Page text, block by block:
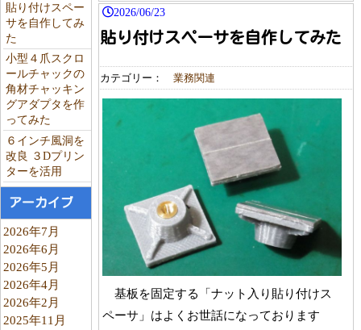
貼り付けスペー
サを自作してみ
た
小型４爪スクロ
ールチャックの
角材チャッキン
グアダプタを作
ってみた
６インチ風洞を
改良 ３Dプリン
ターを活用
アーカイブ
2026年7月
2026年6月
2026年5月
2026年4月
2026年2月
2025年11月
2026/06/23
貼り付けスペーサを自作してみた
カテゴリー： 業務関連
基板を固定する「ナット入り貼り付けス
ペーサ」はよくお世話になっております